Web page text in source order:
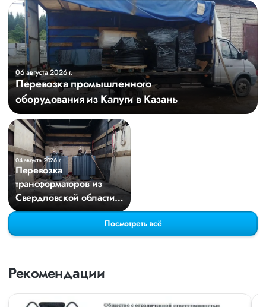
06 августа 2026 г.
Перевозка промышленного
оборудования из Калуги в Казань
04 августа 2026 г.
Перевозка
трансформаторов из
Свердловской области в
Киров
Посмотреть всё
Рекомендации